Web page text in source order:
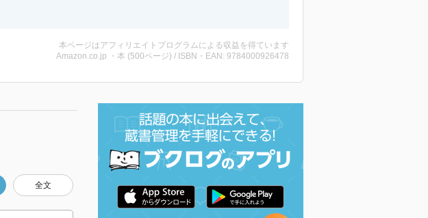
本ページはアフィリエイトプログラムによる収益を得ています
Amazon.co.jp ・本 (500ページ) / ISBN・EAN: 9784000926478
全文